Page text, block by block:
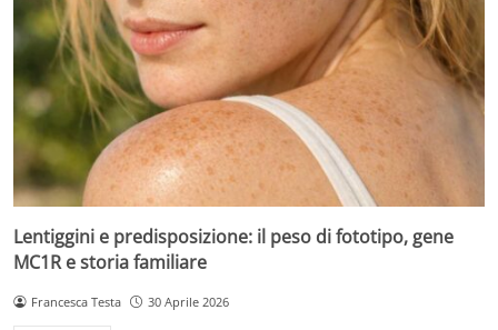
Lentiggini e predisposizione: il peso di fototipo, gene
MC1R e storia familiare
Francesca Testa 30 Aprile 2026